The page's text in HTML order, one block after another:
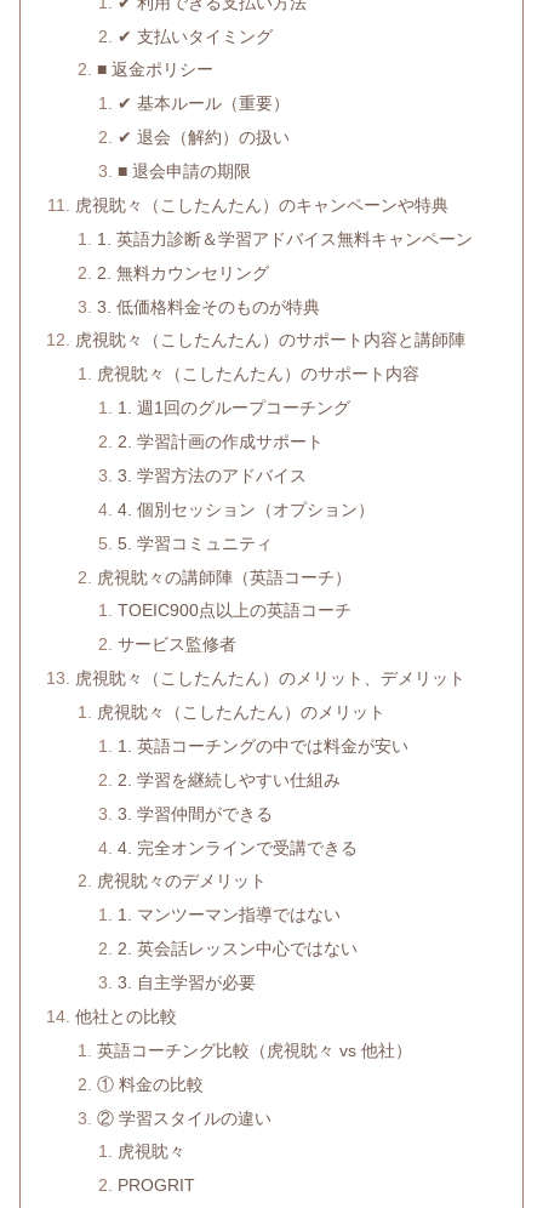
✔ 支払いタイミング
■ 返金ポリシー
✔ 基本ルール（重要）
✔ 退会（解約）の扱い
■ 退会申請の期限
虎視眈々（こしたんたん）のキャンペーンや特典
1. 英語力診断＆学習アドバイス無料キャンペーン
2. 無料カウンセリング
3. 低価格料金そのものが特典
虎視眈々（こしたんたん）のサポート内容と講師陣
虎視眈々（こしたんたん）のサポート内容
1. 週1回のグループコーチング
2. 学習計画の作成サポート
3. 学習方法のアドバイス
4. 個別セッション（オプション）
5. 学習コミュニティ
虎視眈々の講師陣（英語コーチ）
TOEIC900点以上の英語コーチ
サービス監修者
虎視眈々（こしたんたん）のメリット、デメリット
虎視眈々（こしたんたん）のメリット
1. 英語コーチングの中では料金が安い
2. 学習を継続しやすい仕組み
3. 学習仲間ができる
4. 完全オンラインで受講できる
虎視眈々のデメリット
1. マンツーマン指導ではない
2. 英会話レッスン中心ではない
3. 自主学習が必要
他社との比較
英語コーチング比較（虎視眈々 vs 他社）
① 料金の比較
② 学習スタイルの違い
虎視眈々
PROGRIT